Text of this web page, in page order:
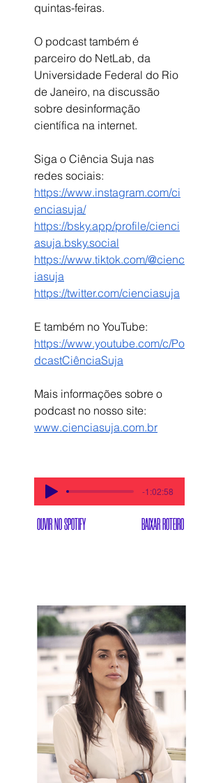
quintas-feiras.
O podcast também é
parceiro do NetLab, da
Universidade Federal do Rio
de Janeiro, na discussão
sobre desinformação
científica na internet.
Siga o Ciência Suja nas
redes sociais:
https://www.instagram.com/ci
enciasuja/
https://bsky.app/profile/cienci
asuja.bsky.social
https://www.tiktok.com/@cienc
iasuja
https://twitter.com/cienciasuja
E também no YouTube:
https://www.youtube.com/c/Po
dcastCiênciaSuja
Mais informações sobre o
podcast no nosso site:
www.cienciasuja.com.br
-1:02:58
OUVIR NO SPOTIFY BAIXAR ROTEIRO